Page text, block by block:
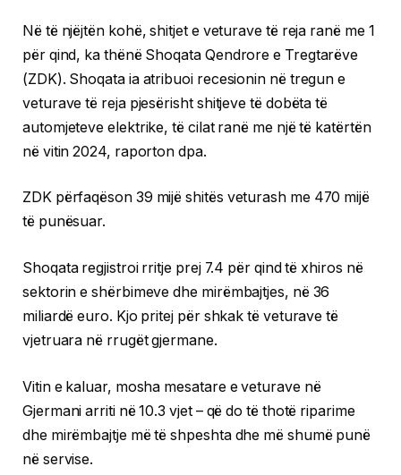
Në të njëjtën kohë, shitjet e veturave të reja ranë me 1
për qind, ka thënë Shoqata Qendrore e Tregtarëve
(ZDK). Shoqata ia atribuoi recesionin në tregun e
veturave të reja pjesërisht shitjeve të dobëta të
automjeteve elektrike, të cilat ranë me një të katërtën
në vitin 2024, raporton dpa.
ZDK përfaqëson 39 mijë shitës veturash me 470 mijë
të punësuar.
Shoqata regjistroi rritje prej 7.4 për qind të xhiros në
sektorin e shërbimeve dhe mirëmbajtjes, në 36
miliardë euro. Kjo pritej për shkak të veturave të
vjetruara në rrugët gjermane.
Vitin e kaluar, mosha mesatare e veturave në
Gjermani arriti në 10.3 vjet – që do të thotë riparime
dhe mirëmbajtje më të shpeshta dhe më shumë punë
në servise.